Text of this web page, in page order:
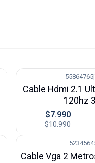
55864765|
Cable Hdmi 2.1
120hz
$7.990
$10.990
Cable Vga 2